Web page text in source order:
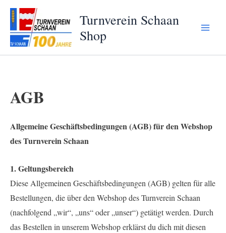
Zum
Inhalt
springen
Turnverein Schaan
Shop
Menu
AGB
Allgemeine Geschäftsbedingungen (AGB) für den Webshop
des Turnverein Schaan
1. Geltungsbereich
Diese Allgemeinen Geschäftsbedingungen (AGB) gelten für alle
Bestellungen, die über den Webshop des Turnverein Schaan
(nachfolgend „wir“, „uns“ oder „unser“) getätigt werden. Durch
das Bestellen in unserem Webshop erklärst du dich mit diesen